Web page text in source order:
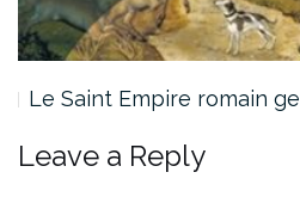
Le Saint Empire romain
Leave a Reply